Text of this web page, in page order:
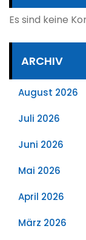
Es sind keine
ARCHIV
August 2026
Juli 2026
Juni 2026
Mai 2026
April 2026
März 2026